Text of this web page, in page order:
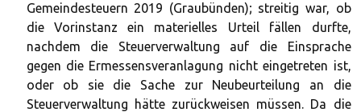
Gemeindesteuern 2019 (Graubünden); streitig war, ob
die Vorinstanz ein materielles Urteil fällen durfte,
nachdem die Steuerverwaltung auf die Einsprache
gegen die Ermessensveranlagung nicht eingetreten ist,
oder ob sie die Sache zur Neubeurteilung an die
Steuerverwaltung hätte zurückweisen müssen. Da die